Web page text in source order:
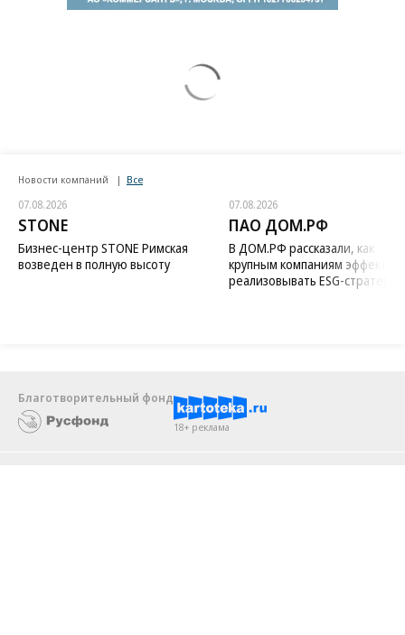
Новости компаний
07.08.2026
STONE
Бизнес-центр STONE Римская
07.08.2026
ПАО ДОМ.РФ
В ДОМ.РФ рассказали, как
крупным компаниям
Благотворительный фонд